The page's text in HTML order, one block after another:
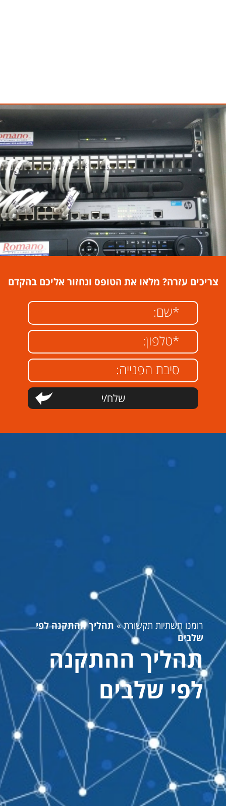
צריכים עזרה? מלאו את הטופס ונחזור אליכם בהקדם
רומנו תשתיות תקשורת»תהליך ההתקנה לפי
שלבים
תהליך ההתקנה
לפי שלבים